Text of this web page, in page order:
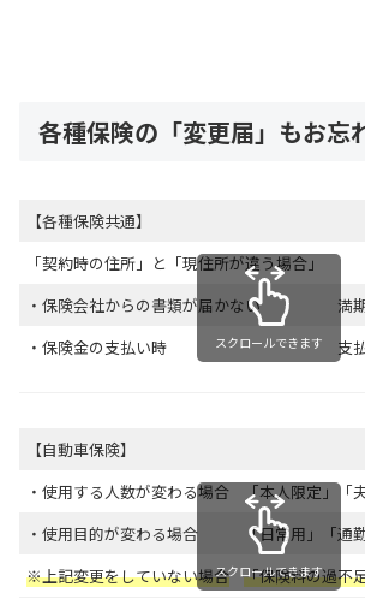
各種保険の「変更届」もお忘
【各種保険共通】
「契約時の住所」と「現住所が違う場合」
・保険会社からの書類が届かない
満
・保険金の支払い時
支
スクロールできます
【自動車保険】
・使用する人数が変わる場合
「本人限定」「
・使用目的が変わる場合
「日常用」「通
※上記変更をしていない場合
「保険料の過不
スクロールできます